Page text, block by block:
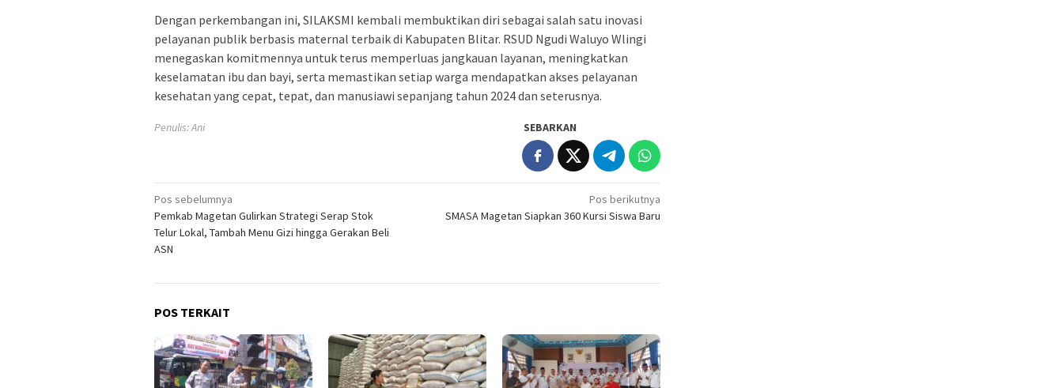
Dengan perkembangan ini, SILAKSMI kembali membuktikan diri sebagai salah satu inovasi
pelayanan publik berbasis maternal terbaik di Kabupaten Blitar. RSUD Ngudi Waluyo Wlingi
menegaskan komitmennya untuk terus memperluas jangkauan layanan, meningkatkan
keselamatan ibu dan bayi, serta memastikan setiap warga mendapatkan akses pelayanan
kesehatan yang cepat, tepat, dan manusiawi sepanjang tahun 2024 dan seterusnya.
Penulis: Ani SEBARKAN
Navigasi
pos
Pos sebelumnya
Pemkab Magetan Gulirkan Strategi Serap Stok
Telur Lokal, Tambah Menu Gizi hingga Gerakan Beli
ASN
Pos berikutnya
SMASA Magetan Siapkan 360 Kursi Siswa Baru
POS TERKAIT